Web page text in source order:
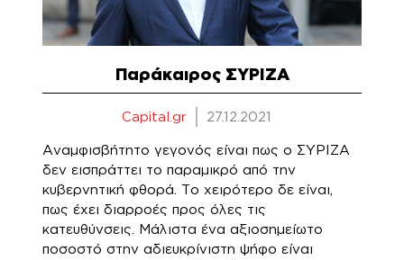
Παράκαιρος ΣΥΡΙΖΑ
Capital.gr 27.12.2021
Aναμφισβήτητο γεγονός είναι πως ο ΣΥΡΙΖΑ
δεν εισπράττει το παραμικρό από την
κυβερνητική φθορά. Το χειρότερο δε είναι,
πως έχει διαρροές προς όλες τις
κατευθύνσεις. Μάλιστα ένα αξιοσημείωτο
ποσοστό στην αδιευκρίνιστη ψήφο είναι